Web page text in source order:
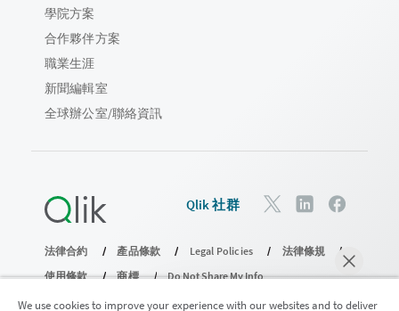
學院方案
合作夥伴方案
職業生涯
新聞編輯室
全球辦公室/聯絡資訊
Qlik 社群
法律合約 產品條款 Legal Policies
法律條規
使用條款
商標
Do Not Share My Info
© 1993-2026 QlikTech International AB。保留所有權利。
We use cookies to improve your experience with our websites and to deliver